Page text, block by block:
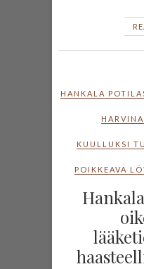
HANKALA
KUULLUKSI
POIKKEAVA